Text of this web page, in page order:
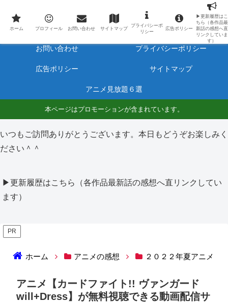
最新アニメのあらすじと感想をネタバレ有りで毎日更新しています。
ホーム プロフィール
お問い合わせ プライバシーポリシー
広告ポリシー サイトマップ
アニメ見放題６選
本ページはプロモーションが含まれています。
いつもご訪問ありがとうございます。本日もどうぞお楽しみく
ださい＾＾
▶更新履歴はこちら（各作品最新話の感想へ直リンクしてい
ます）
PR
ホーム アニメの感想 ２０２２年夏アニメ
アニメ【カードファイト!! ヴァンガード
will+Dress】が無料視聴できる動画配信サ
ホーム プロフィール お問い合わせ サイトマップ
プライバシーポ
リシー
広告ポリシー
▶更新履歴はこ
ちら（各作品最
新話の感想へ直
リンクしていま
す）